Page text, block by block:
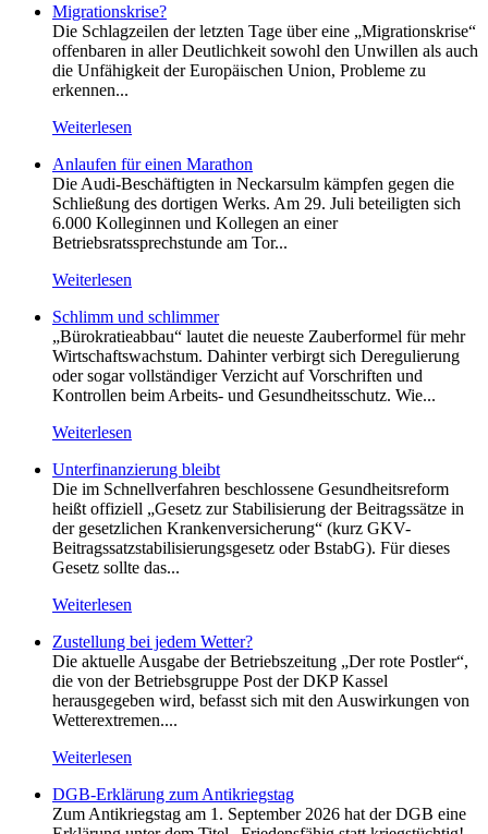
Migrationskrise?
Die Schlagzeilen der letzten Tage über eine „Migrationskrise“
offenbaren in aller Deutlichkeit sowohl den Unwillen als auch
die Unfähigkeit der Europäischen Union, Probleme zu
erkennen...
Weiterlesen
Anlaufen für einen Marathon
Die Audi-Beschäftigten in Neckarsulm kämpfen gegen die
Schließung des dortigen Werks. Am 29. Juli beteiligten sich
6.000 Kolleginnen und Kollegen an einer
Betriebsratssprechstunde am Tor...
Weiterlesen
Schlimm und schlimmer
„Bürokratieabbau“ lautet die neueste Zauberformel für mehr
Wirtschaftswachstum. Dahinter verbirgt sich Deregulierung
oder sogar vollständiger Verzicht auf Vorschriften und
Kontrollen beim Arbeits- und Gesundheitsschutz. Wie...
Weiterlesen
Unterfinanzierung bleibt
Die im Schnellverfahren beschlossene Gesundheitsreform
heißt offiziell „Gesetz zur Stabilisierung der Beitragssätze in
der gesetzlichen Krankenversicherung“ (kurz GKV-
Beitragssatzstabilisierungsgesetz oder BstabG). Für dieses
Gesetz sollte das...
Weiterlesen
Zustellung bei jedem Wetter?
Die aktuelle Ausgabe der Betriebszeitung „Der rote Postler“,
die von der Betriebsgruppe Post der DKP Kassel
herausgegeben wird, befasst sich mit den Auswirkungen von
Wetterextremen....
Weiterlesen
DGB-Erklärung zum Antikriegstag
Zum Antikriegstag am 1. September 2026 hat der DGB eine